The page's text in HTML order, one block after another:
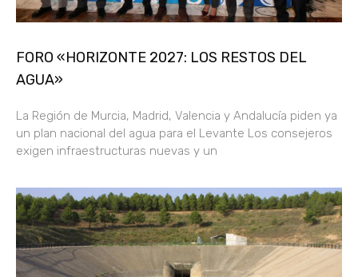
FORO «HORIZONTE 2027: LOS RESTOS DEL
AGUA»
La Región de Murcia, Madrid, Valencia y Andalucía piden ya
un plan nacional del agua para el Levante Los consejeros
exigen infraestructuras nuevas y un